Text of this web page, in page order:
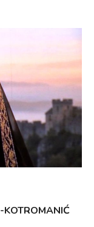
KOTROMANIĆ